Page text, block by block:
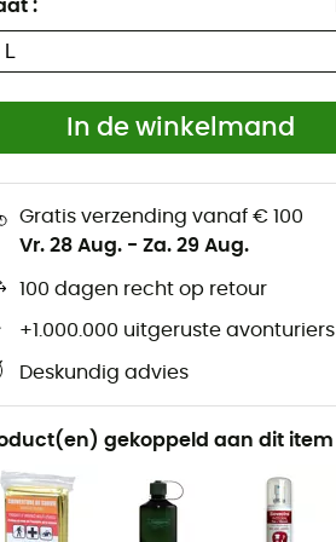
:
In de winkelmand
Gratis verzending vanaf € 100
Vr. 28 Aug. - Za. 29 Aug.
100 dagen recht op retour
+1.000.000 uitgeruste avonturiers
Deskundig advies
gekoppeld aan dit item